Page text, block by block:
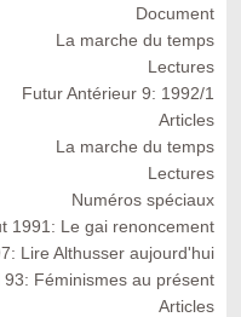
Document
La marche du temps
Lectures
Futur Antérieur 9: 1992/1
Articles
La marche du temps
Lectures
Numéros spéciaux
1991: Le gai renoncement
Lire Althusser aujourd'hui
93: Féminismes au présent
Articles